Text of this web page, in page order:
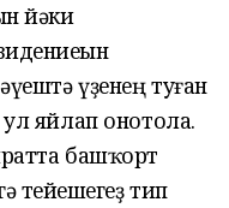
йәки
үҙенең туған
яйлап онотола.
башҡорт
тип